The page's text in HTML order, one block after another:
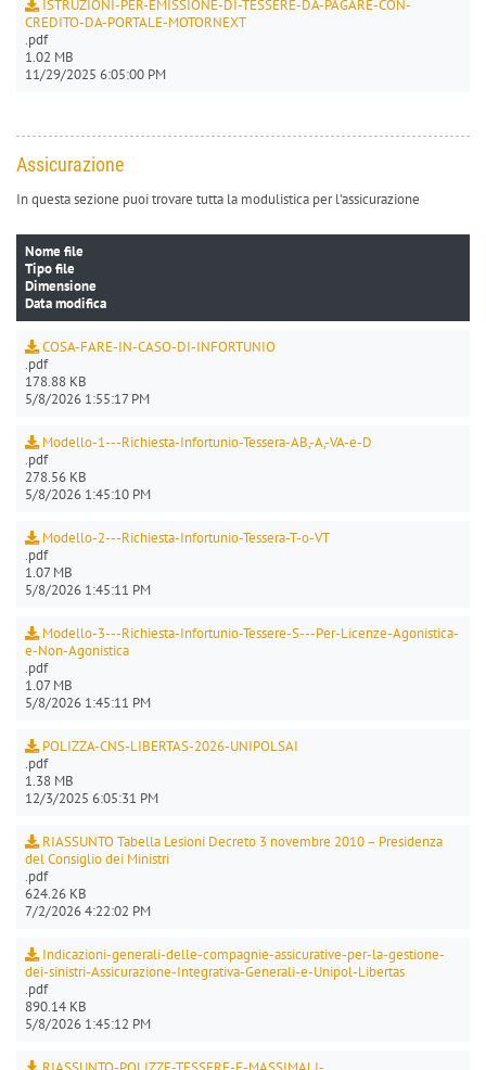
ISTRUZIONI-PER-EMISSIONE-DI-TESSERE-DA-PAGARE-CON-
CREDITO-DA-PORTALE-MOTORNEXT
.pdf
1.02 MB
11/29/2025 6:05:00 PM
Assicurazione
In questa sezione puoi trovare tutta la modulistica per l'assicurazione
Nome file
Tipo file
Dimensione
Data modifica
COSA-FARE-IN-CASO-DI-INFORTUNIO
.pdf
178.88 KB
5/8/2026 1:55:17 PM
Modello-1---Richiesta-Infortunio-Tessera-AB,-A,-VA-e-D
.pdf
278.56 KB
5/8/2026 1:45:10 PM
Modello-2---Richiesta-Infortunio-Tessera-T-o-VT
.pdf
1.07 MB
5/8/2026 1:45:11 PM
Modello-3---Richiesta-Infortunio-Tessere-S---Per-Licenze-Agonistica-
e-Non-Agonistica
.pdf
1.07 MB
5/8/2026 1:45:11 PM
POLIZZA-CNS-LIBERTAS-2026-UNIPOLSAI
.pdf
1.38 MB
12/3/2025 6:05:31 PM
RIASSUNTO Tabella Lesioni Decreto 3 novembre 2010 – Presidenza
del Consiglio dei Ministri
.pdf
624.26 KB
7/2/2026 4:22:02 PM
Indicazioni-generali-delle-compagnie-assicurative-per-la-gestione-
dei-sinistri-Assicurazione-Integrativa-Generali-e-Unipol-Libertas
.pdf
890.14 KB
5/8/2026 1:45:12 PM